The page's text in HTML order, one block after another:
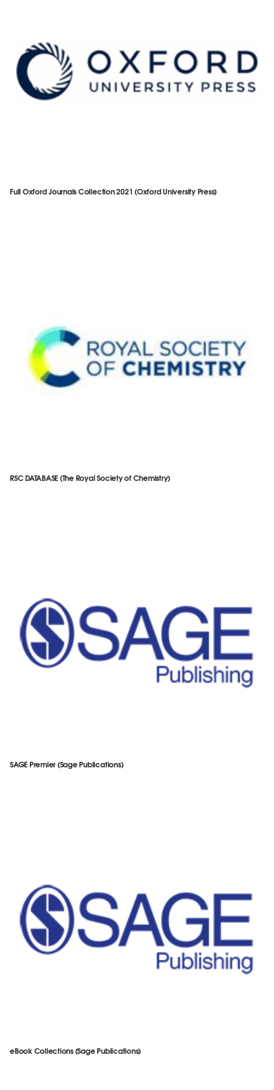
Full Oxford Journals Collection 2021 (Oxford University Press)
RSC DATABASE (The Royal Society of Chemistry)
SAGE Premier (Sage Publications)
eBook Collections (Sage Publications)